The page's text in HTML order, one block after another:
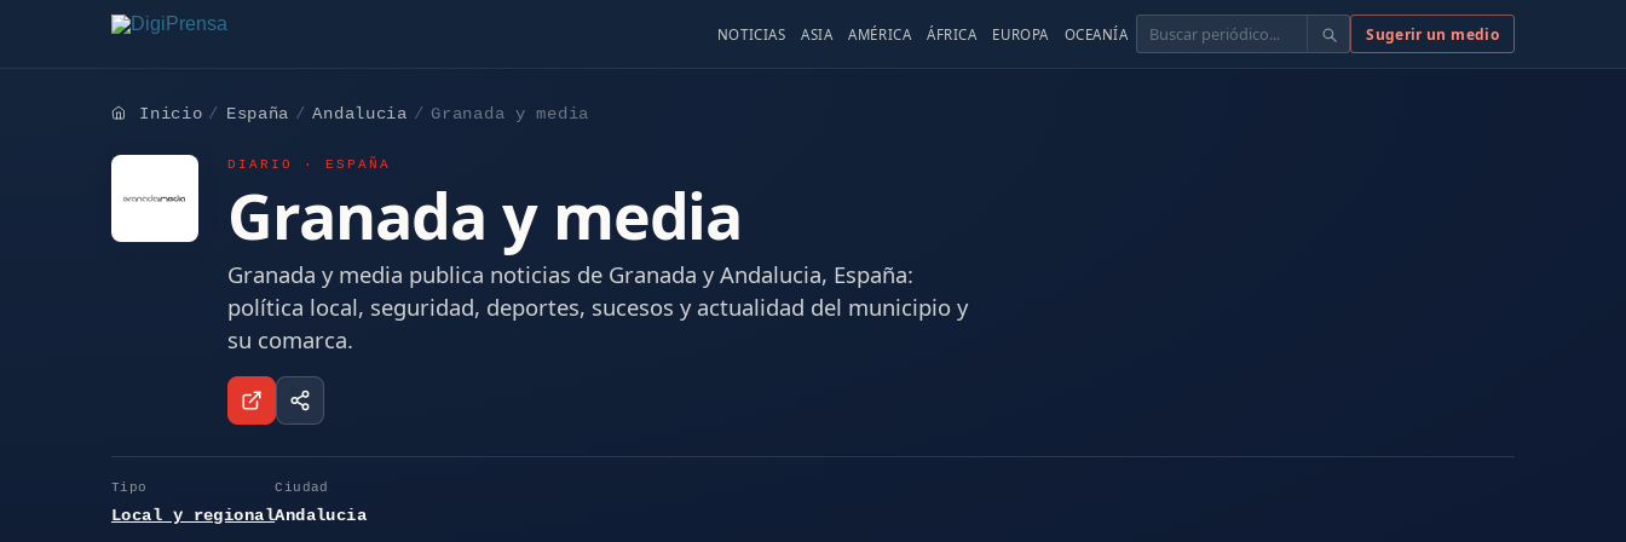
NOTICIAS ASIA AMÉRICA ÁFRICA EUROPA OCEANÍA Buscar Sugerir un medio
Inicio España Andalucia Granada y media
DIARIO · ESPAÑA
Granada y media
Granada y media publica noticias de Granada y Andalucia, España:
política local, seguridad, deportes, sucesos y actualidad del municipio y
su comarca.
Tipo
Local y regional
Ciudad
Andalucia